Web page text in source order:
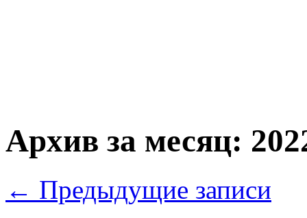
Архив за месяц:
← Предыдущие записи